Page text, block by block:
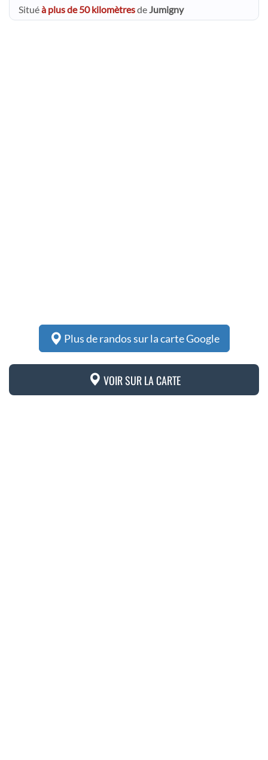
Situéà plus de 50 kilomètresdeJumigny
Plus de randos sur la carte Google
VOIR SUR LA CARTE